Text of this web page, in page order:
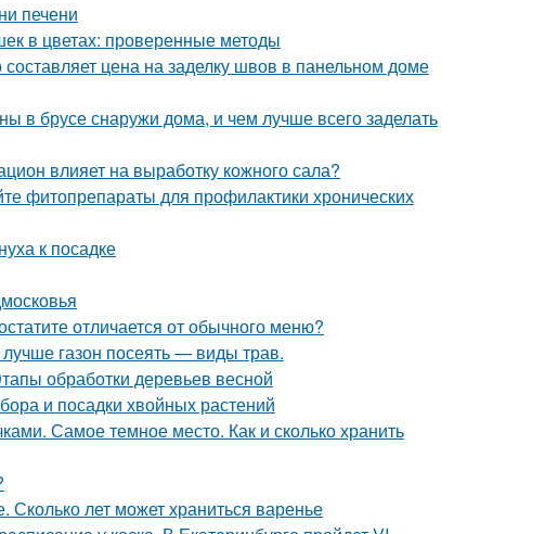
печени
в цветах: проверенные методы
цена на заделку швов в панельном доме
в брусе снаружи дома, и чем лучше всего заделать
влияет на выработку кожного сала?
фитопрепараты для профилактики хронических
к посадке
отличается от обычного меню?
газон посеять — виды трав.
обработки деревьев весной
и посадки хвойных растений
Самое темное место. Как и сколько хранить
Сколько лет может храниться варенье